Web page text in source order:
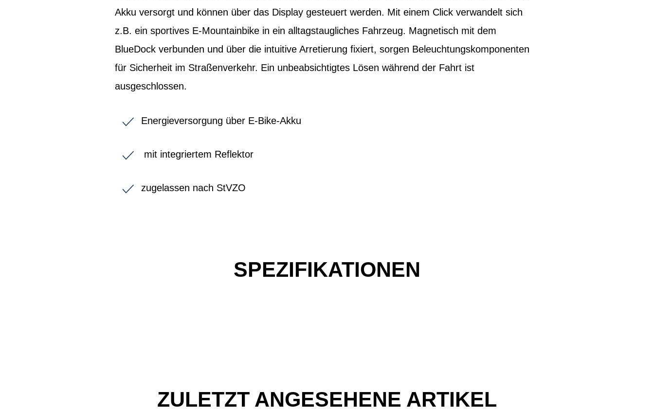
Akku versorgt und können über das Display gesteuert werden. Mit einem Click verwandelt sich
z.B. ein sportives E-Mountainbike in ein alltagstaugliches Fahrzeug. Magnetisch mit dem
BlueDock verbunden und über die intuitive Arretierung fixiert, sorgen Beleuchtungskomponenten
für Sicherheit im Straßenverkehr. Ein unbeabsichtigtes Lösen während der Fahrt ist
ausgeschlossen.
Energieversorgung über E-Bike-Akku
mit integriertem Reflektor
zugelassen nach StVZO
SPEZIFIKATIONEN
ZULETZT ANGESEHENE ARTIKEL